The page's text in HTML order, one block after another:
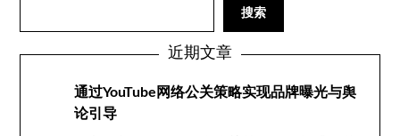
搜索
近期文章
通过YouTube网络公关策略实现品牌曝光与舆
论引导